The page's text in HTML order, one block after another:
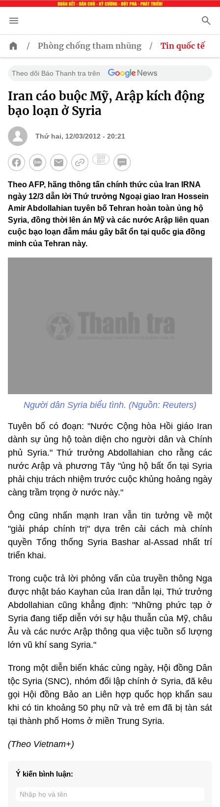
/ Phòng chống tham nhũng / Tin quốc tế
Theo dõi Báo Thanh tra trên
Iran cáo buộc Mỹ, Arập kích động
bạo loạn ở Syria
Thứ hai, 12/03/2012 - 20:21
Theo AFP, hãng thông tấn chính thức của Iran IRNA
ngày 12/3 dẫn lời Thứ trưởng Ngoại giao Iran Hossein
Amir Abdollahian tuyên bố Tehran hoàn toàn ủng hộ
Syria, đồng thời lên án Mỹ và các nước Arập liên quan
cuộc bạo loạn đẫm máu gây bất ổn tại quốc gia đồng
minh của Tehran này.
Người dân Syria biểu tình. (Nguồn: Reuters)
Tuyên bố có đoạn: "Nước Cộng hòa Hồi giáo Iran
dành sự ủng hộ toàn diện cho người dân và Chính
phủ Syria." Thứ trưởng Abdollahian cho rằng các
nước Arập và phương Tây "ủng hộ bất ổn tại Syria
phải chịu trách nhiệm trước cuộc khủng hoảng ngày
càng trầm trọng ở nước này."
Ông cũng nhấn mạnh Iran vẫn tin tưởng về một
"giải pháp chính trị" dựa trên cải cách mà chính
quyền Tổng thống Syria Bashar al-Assad nhất trí
triển khai.
Trong cuộc trả lời phỏng vấn của truyền thông Nga
được nhật báo Kayhan của Iran dẫn lại, Thứ trưởng
Abdollahian cũng khẳng định: "Những phức tạp ở
Syria đang tiếp diễn với sự hậu thuẫn của Mỹ, châu
Âu và các nước Arập thông qua việc tuồn số lượng
lớn vũ khí sang Syria."
Trong một diễn biến khác cùng ngày, Hội đồng Dân
tộc Syria (SNC), nhóm đối lập chính ở Syria, đã kêu
gọi Hội đồng Bảo an Liên hợp quốc họp khẩn sau
khi có tin khoảng 50 phụ nữ và trẻ em đã bị tàn sát
tại thành phố Homs ở miền Trung Syria.
(Theo Vietnam+)
Ý kiến bình luận: